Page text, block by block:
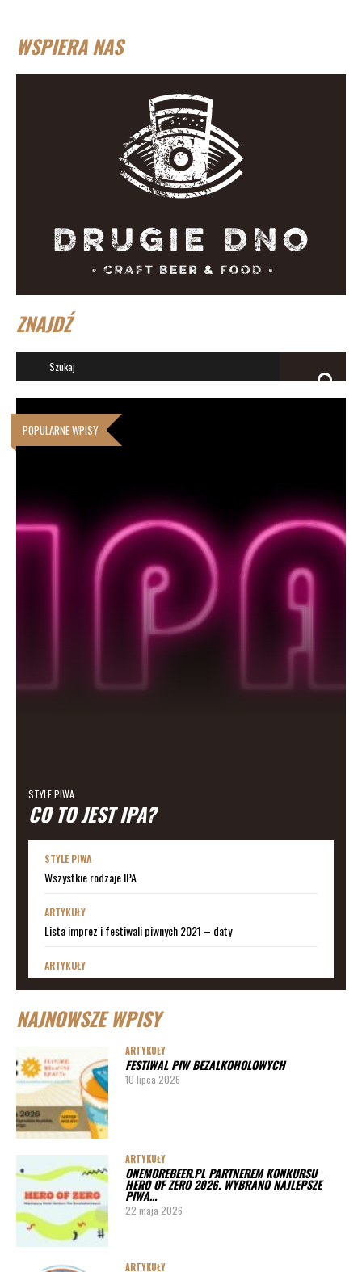
WSPIERA NAS
ZNAJDŹ
POPULARNE WPISY
STYLE PIWA
CO TO JEST IPA?
STYLE PIWA
Wszystkie rodzaje IPA
ARTYKUŁY
Lista imprez i festiwali piwnych 2021 – daty
ARTYKUŁY
Lista imprez i festiwali piwnych 2020 – daty
ARTYKUŁY
ARTYKUŁY
Lista imprez i festiwali piwnych 2020 – miasta
ARTYKUŁY
Pędy chmielu – danie ekskluzywne
PORADY
Jak działa instalacja do wyszynku piwa w barze
NAJNOWSZE WPISY
ARTYKUŁY
FESTIWAL PIW BEZALKOHOLOWYCH
10 lipca 2026
ARTYKUŁY
ONEMOREBEER.PL PARTNEREM KONKURSU
HERO OF ZERO 2026. WYBRANO NAJLEPSZE
PIWA…
22 maja 2026
ARTYKUŁY